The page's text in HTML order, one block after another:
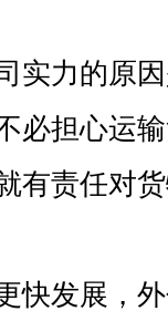
实力的原
必担心运
有责任对
快发展，